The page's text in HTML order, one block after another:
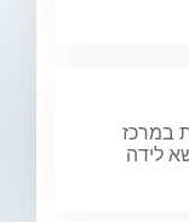
במרכז
לידה